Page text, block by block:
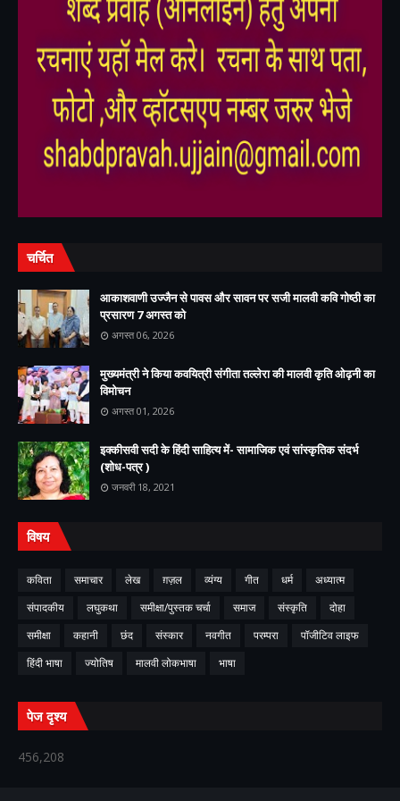
,
चर्चित
आकाशवाणी उज्जैन से पावस और सावन पर सजी मालवी कवि गोष्ठी का
प्रसारण 7 अगस्त को
अगस्त 06, 2026
मुख्यमंत्री ने किया कवयित्री संगीता तल्लेरा की मालवी कृति ओढ़नी का
विमोचन
अगस्त 01, 2026
इक्कीसवी सदी के हिंदी साहित्य में- सामाजिक एवं सांस्कृतिक संदर्भ
(शोध-पत्र )
जनवरी 18, 2021
विषय
कविता समाचार लेख ग़ज़ल व्यंग्य गीत धर्म
अध्यात्म
संपादकीय
लघुकथा समीक्षा/पुस्तक चर्चा समाज संस्कृति
दोहा
समीक्षा
कहानी छंद संस्कार नवगीत परम्परा
पॉजीटिव लाइफ
हिंदी भाषा
ज्योतिष मालवी लोकभाषा भाषा
पेज दृश्य
456,208